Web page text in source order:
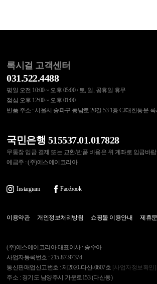
록시걸 고객센터
031.522.4488
평일 오전 10:00 ~ 오후 05:00 / 토, 일, 공휴일 휴무
점심 오후 12:00 ~ 오후 01:00
반품 주소 : 서울시 송파구 동남로 20길 53 1층 CJ대한통운 록
국민은행 515537.01.017828
무통장 입금 결제 또는 교환/반품 비용은 위 계좌로 입금바
예금주 : (주)에스에이코리아
Instargram Facebook
이용약관 개인정보처리방침 쇼핑몰 이용안내 제휴
(주)에스에이코리아 대표이사 : 송수아
사업자등록번호 : 215-87-97374
통신판매업신고번호 : 제2020-다산-0607호 [사업자정보확인]
주소 : 경기도 남양주시 가운로153 (다산동)